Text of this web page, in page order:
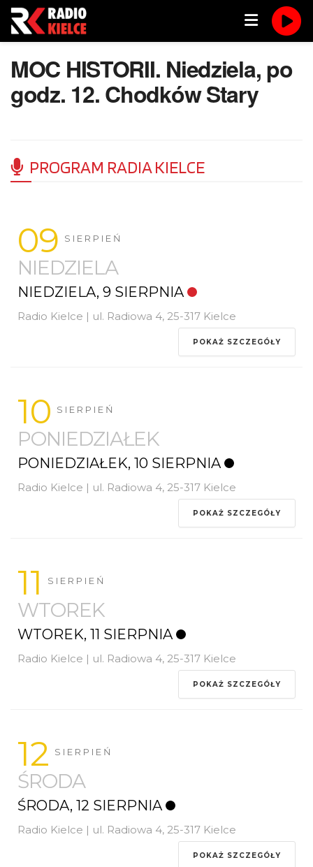
MOC HISTORII. Niedziela, po
godz. 12. Chodków Stary
PROGRAM RADIA KIELCE
09 SIERPIEŃ
NIEDZIELA
NIEDZIELA, 9 SIERPNIA
Radio Kielce | ul. Radiowa 4, 25-317 Kielce
POKAŻ SZCZEGÓŁY
10 SIERPIEŃ
PONIEDZIAŁEK
PONIEDZIAŁEK, 10 SIERPNIA
Radio Kielce | ul. Radiowa 4, 25-317 Kielce
POKAŻ SZCZEGÓŁY
11 SIERPIEŃ
WTOREK
WTOREK, 11 SIERPNIA
Radio Kielce | ul. Radiowa 4, 25-317 Kielce
POKAŻ SZCZEGÓŁY
12 SIERPIEŃ
ŚRODA
ŚRODA, 12 SIERPNIA
Radio Kielce | ul. Radiowa 4, 25-317 Kielce
POKAŻ SZCZEGÓŁY